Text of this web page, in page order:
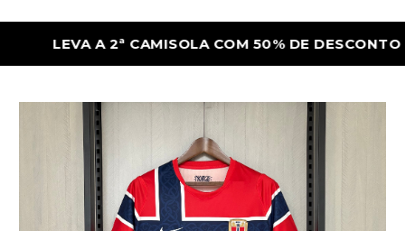
A 2ª CAMISOLA COM 50% DE DESCONTO